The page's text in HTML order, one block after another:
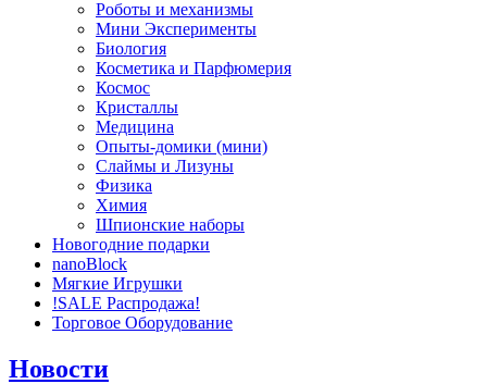
Роботы и механизмы
Мини Эксперименты
Биология
Косметика и Парфюмерия
Космос
Кристаллы
Медицина
Опыты-домики (мини)
Слаймы и Лизуны
Физика
Химия
Шпионские наборы
Новогодние подарки
nanoBlock
Мягкие Игрушки
!SALE Распродажа!
Торговое Оборудование
Новости